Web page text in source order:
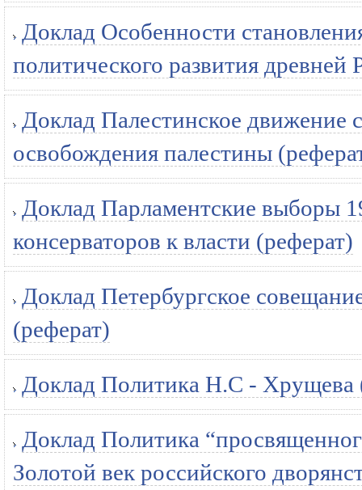
Доклад Особенности
политического развития
Доклад Палестинское движение
освобождения палестины
Доклад Парламентские выборы
консерваторов к власти (реферат)
Доклад Петербургское
(реферат)
Доклад Политика Н.С - Хрущева
Доклад Политика
Золотой век российского